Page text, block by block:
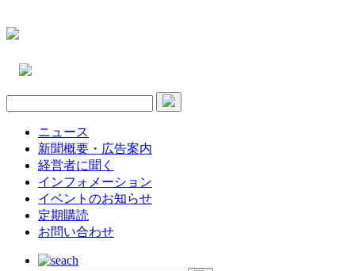
ニュース
新聞概要・広告案内
経営者に聞く
インフォメーション
イベントのお知らせ
定期購読
お問い合わせ